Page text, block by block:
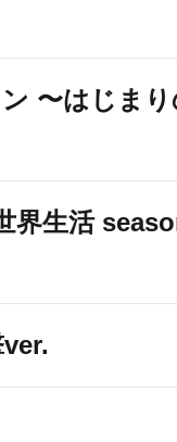
〜はじま
界生活